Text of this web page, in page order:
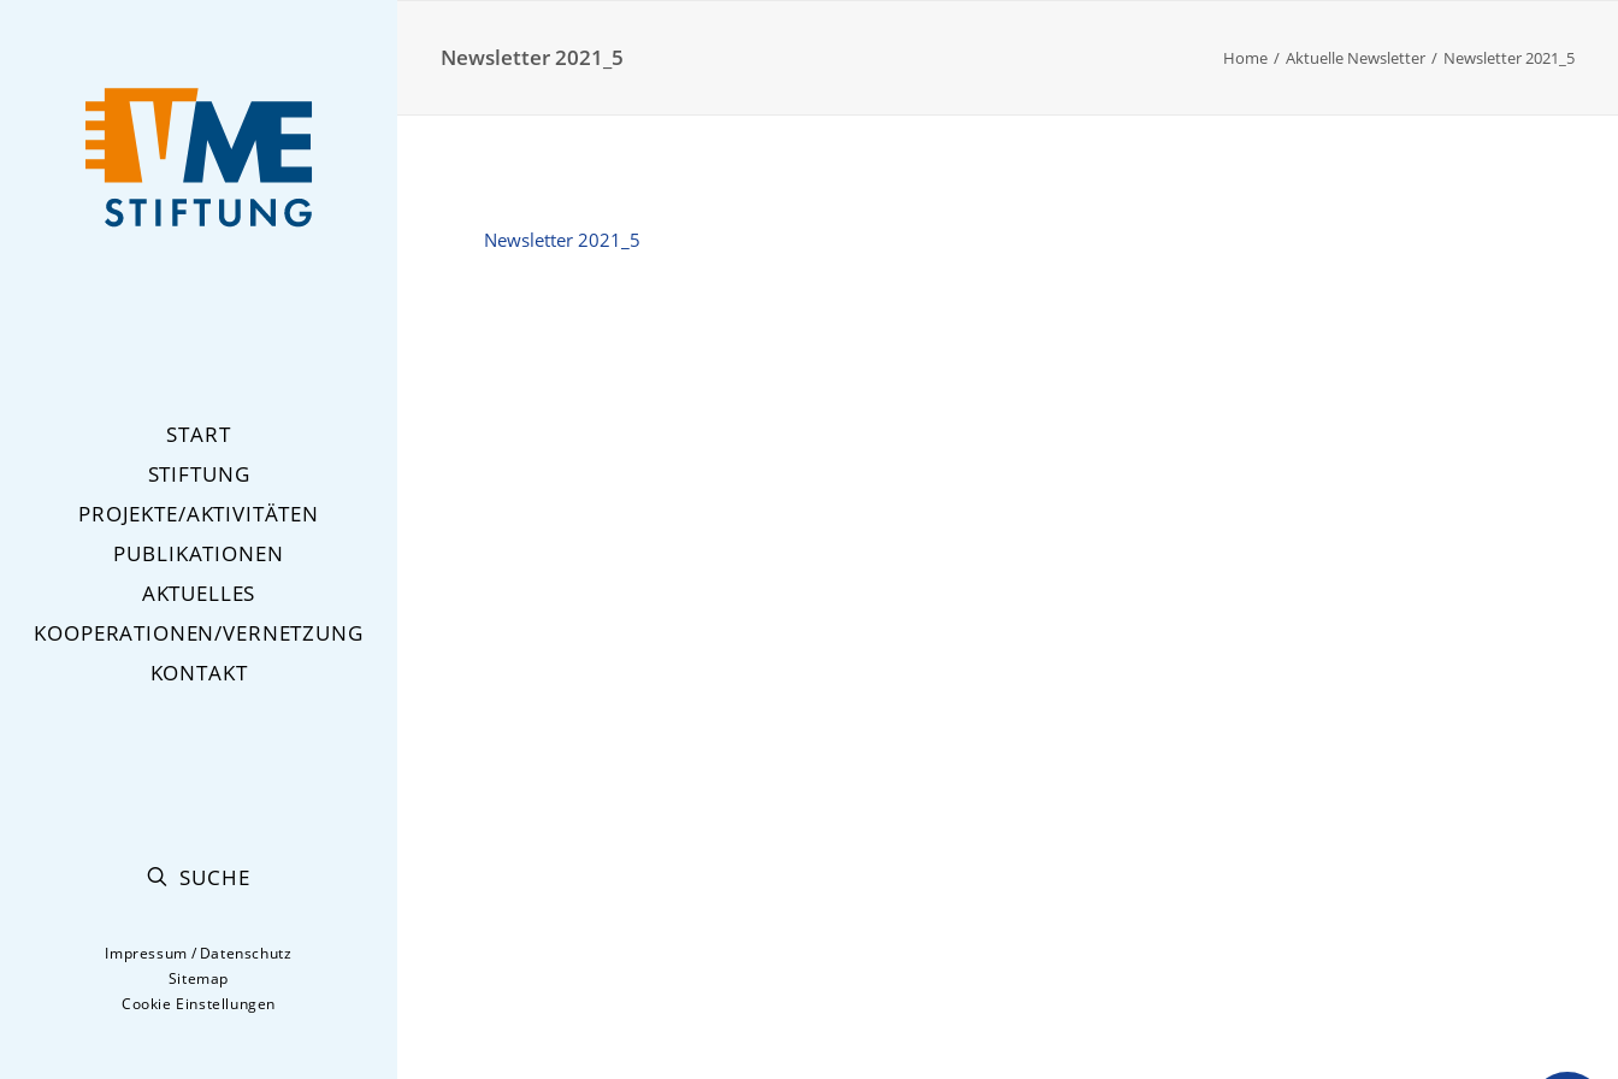
START
STIFTUNG
PROJEKTE/AKTIVITÄTEN
PUBLIKATIONEN
AKTUELLES
KOOPERATIONEN/VERNETZUNG
KONTAKT
SUCHE
Impressum /Datenschutz
Sitemap
Cookie Einstellungen
Newsletter 2021_5 Home Aktuelle Newsletter Newsletter 2021_5
Newsletter 2021_5